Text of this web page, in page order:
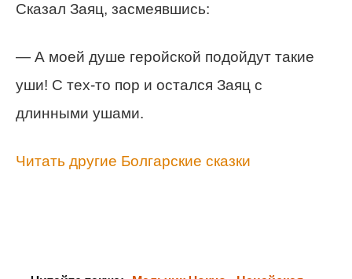
Сказал Заяц, засмеявшись:
— А моей душе геройской подойдут такие
уши! С тех-то пор и остался Заяц с
длинными ушами.
Читать другие Болгарские сказки